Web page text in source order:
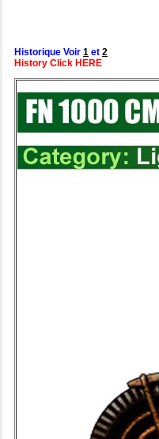
Historique Voir 1 et 2
History Click HERE